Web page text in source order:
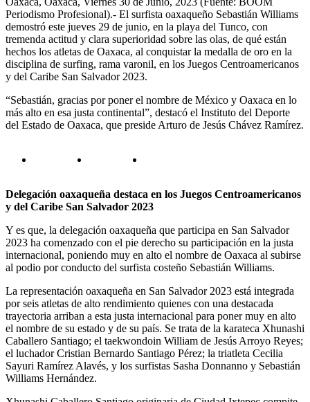
Periodismo Profesional).- El surfista oaxaqueño Sebastián Williams
demostró este jueves 29 de junio, en la playa del Tunco, con
tremenda actitud y clara superioridad sobre las olas, de qué están
hechos los atletas de Oaxaca, al conquistar la medalla de oro en la
disciplina de surfing, rama varonil, en los Juegos Centroamericanos
y del Caribe San Salvador 2023.
“Sebastián, gracias por poner el nombre de México y Oaxaca en lo
más alto en esa justa continental”, destacó el Instituto del Deporte
del Estado de Oaxaca, que preside Arturo de Jesús Chávez Ramírez.
Delegación oaxaqueña destaca en los Juegos Centroamericanos
y del Caribe San Salvador 2023
Y es que, la delegación oaxaqueña que participa en San Salvador
2023 ha comenzado con el pie derecho su participación en la justa
internacional, poniendo muy en alto el nombre de Oaxaca al subirse
al podio por conducto del surfista costeño Sebastián Williams.
La representación oaxaqueña en San Salvador 2023 está integrada
por seis atletas de alto rendimiento quienes con una destacada
trayectoria arriban a esta justa internacional para poner muy en alto
el nombre de su estado y de su país. Se trata de la karateca Xhunashi
Caballero Santiago; el taekwondoin William de Jesús Arroyo Reyes;
el luchador Cristian Bernardo Santiago Pérez; la triatleta Cecilia
Sayuri Ramírez Alavés, y los surfistas Sasha Donnanno y Sebastián
Williams Hernández.